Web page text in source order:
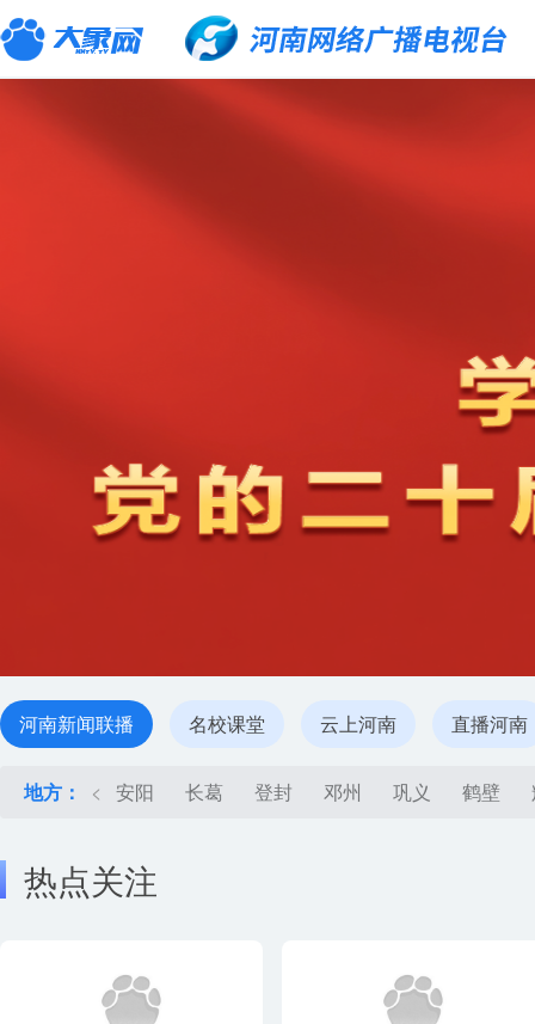
河南新闻联播 名校课堂 云上河南 直播河南
地方： < 安阳 长葛 登封 邓州 巩义 鹤壁
热点关注